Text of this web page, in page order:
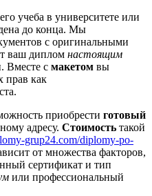
учеба в университете или
до конца. Мы
с оригинальными
ваш диплом настоящим
Вместе с макетом вы
прав как
приобрести готовый
адресу. Стоимость такой
grup24.com/diplomy-po-
от множества факторов,
сертификат и тип
или профессиональный